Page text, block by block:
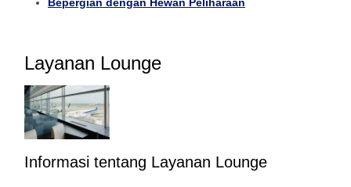
Layanan Lounge
Informasi tentang Layanan Lounge